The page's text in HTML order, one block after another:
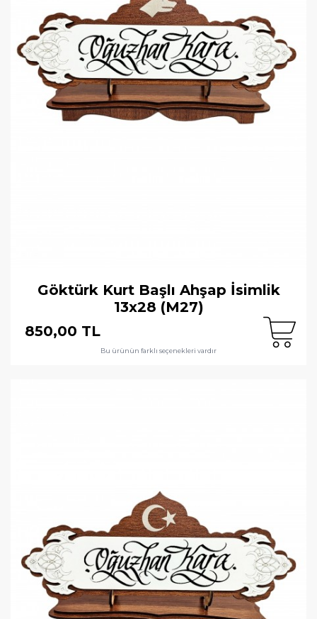
Göktürk Kurt Başlı Ahşap İsimlik
13x28 (M27)
850,00 TL
Bu ürünün farklı seçenekleri vardır